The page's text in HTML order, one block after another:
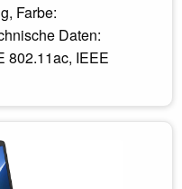
Farbe:
Daten:
802.11ac, IEEE